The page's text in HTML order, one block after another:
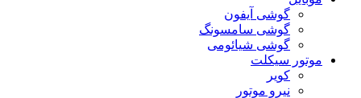
گوشی آیفون
گوشی سامسونگ
گوشی شیائومی
موتور سیکلت
کویر
نیرو موتور